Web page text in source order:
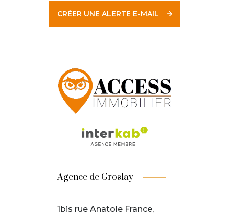
CRÉER UNE ALERTE E-MAIL
Agence de Groslay
1bis rue Anatole France,